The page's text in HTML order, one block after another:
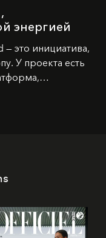
энергией
— это инициатива,
У проекта есть
и
брендов.